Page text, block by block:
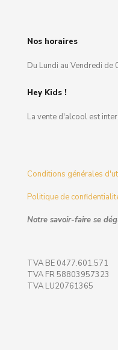
Nos horaires
Du Lundi au Vendredi
Hey Kids !
La vente d'alcool est
Conditions générales
Politique de
Notre savoir-faire se
TVA BE 0477.601.571
TVA FR 58803957323
TVA LU20761365